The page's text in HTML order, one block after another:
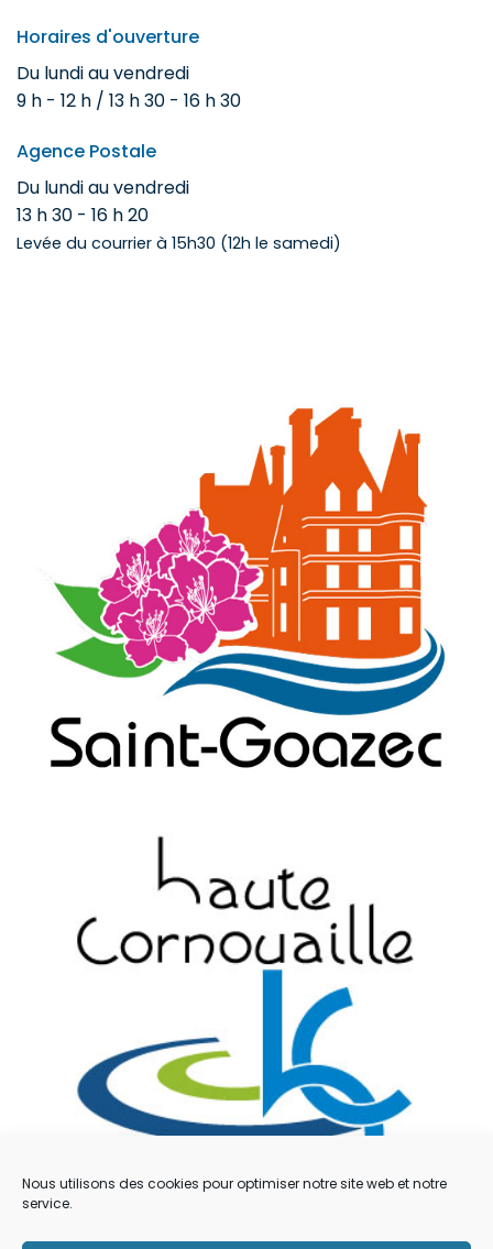
Nous utilisons des cookies pour optimiser notre site web et notre
service.
Horaires d'ouverture
Du lundi au vendredi
9 h - 12 h / 13 h 30 - 16 h 30
Agence Postale
Du lundi au vendredi
13 h 30 - 16 h 20
Levée du courrier à 15h30 (12h le samedi)